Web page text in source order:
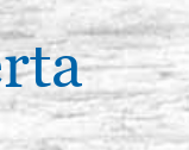
pura, serie Raphael